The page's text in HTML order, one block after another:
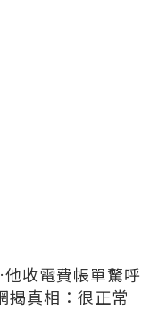
收電費帳單驚呼
揭真相：很正常